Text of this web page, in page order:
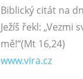
Biblický citát na
Ježíš řekl: „Vezmi
mě!“(Mt 16,24)
www.vira.cz